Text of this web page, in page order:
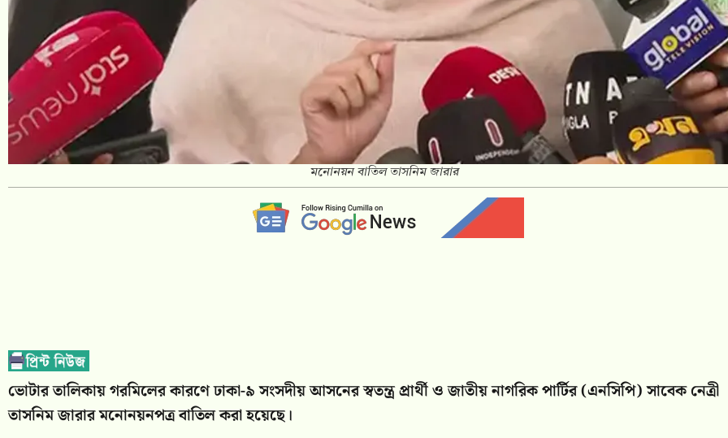
মনোনয়ন বাতিল তাসনিম জারার
ভোটার তালিকায় গরমিলের কারণে ঢাকা-৯ সংসদীয় আসনের স্বতন্ত্র প্রার্থী ও জাতীয় নাগরিক পার্টির (এনসিপি) সাবেক নেত্রী
তাসনিম জারার মনোনয়নপত্র বাতিল করা হয়েছে।